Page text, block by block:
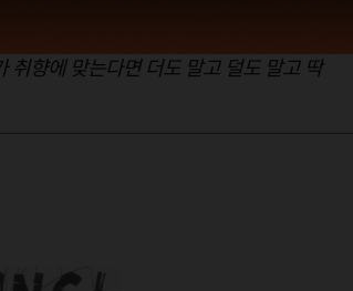
민만 하다 시작조차 못 하는 이들을 위해 일
취향에 맞는다면 더도 말고 덜도 말고 딱